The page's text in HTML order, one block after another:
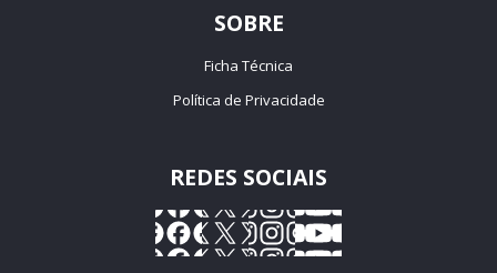
SOBRE
Ficha Técnica
Política de Privacidade
REDES SOCIAIS